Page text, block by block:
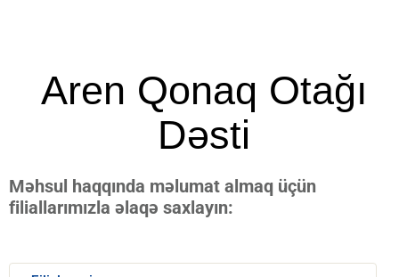
Aren Qonaq Otağı
Dəsti
Məhsul haqqında məlumat almaq üçün
filiallarımızla əlaqə saxlayın: